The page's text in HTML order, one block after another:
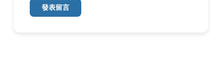
發表留言